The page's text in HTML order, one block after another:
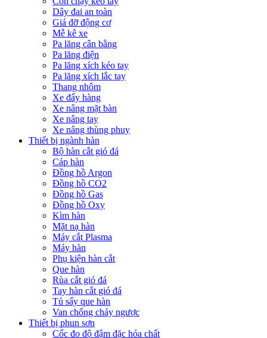
Dây đai an toàn
Giá đỡ động cơ
Mễ kê xe
Pa lăng cân bằng
Pa lăng điện
Pa lăng xích kéo tay
Pa lăng xích lắc tay
Thang nhôm
Xe đẩy hàng
Xe nâng mặt bàn
Xe nâng tay
Xe nâng thùng phuy
Thiết bị ngành hàn
Bộ hàn cắt gió đá
Cáp hàn
Đồng hồ Argon
Đồng hồ CO2
Đồng hồ Gas
Đồng hồ Oxy
Kìm hàn
Mặt nạ hàn
Máy cắt Plasma
Máy hàn
Phụ kiện hàn cắt
Que hàn
Rùa cắt gió đá
Tay hàn cắt gió đá
Tủ sấy que hàn
Van chống cháy ngược
Thiết bị phun sơn
Cốc đo độ đậm đặc hóa chất